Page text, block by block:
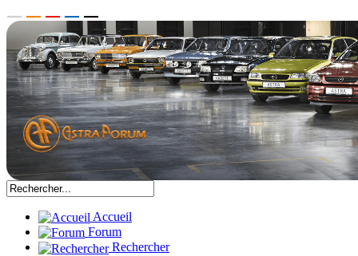
Accueil
Forum
Rechercher